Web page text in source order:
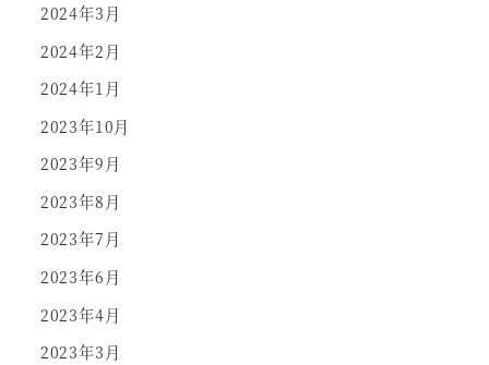
2024年3月
2024年2月
2024年1月
2023年10月
2023年9月
2023年8月
2023年7月
2023年6月
2023年4月
2023年3月